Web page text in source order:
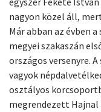
nagyon közel áll,
Már abban az évben
megyei szakaszán
országos versenyre.
vagyok
osztályos
megrendezett Hajnal